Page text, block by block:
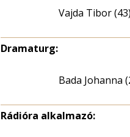
Vajda Tibor (43)
Dramaturg:
Bada Johanna
Rádióra alkalmazó: